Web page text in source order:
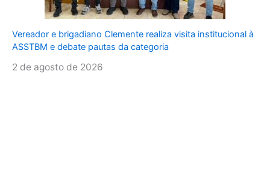
Vereador e brigadiano Clemente realiza visita institucional à
ASSTBM e debate pautas da categoria
2 de agosto de 2026